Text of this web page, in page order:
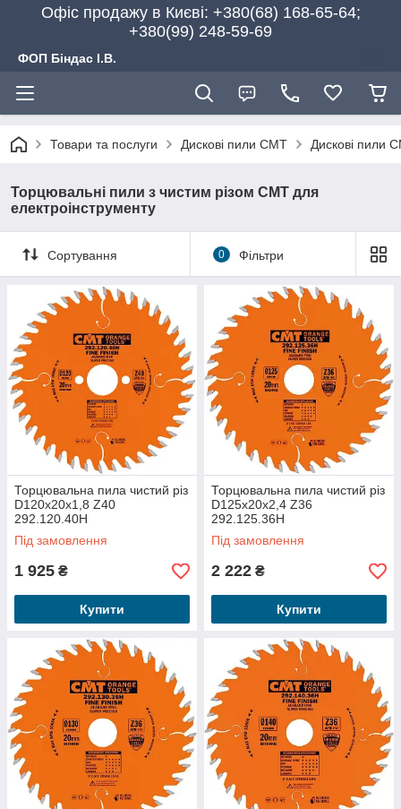
Офіс продажу в Києві: +380(68) 168-65-64;
+380(99) 248-59-69
ФОП Біндас І.В.
Товари та послуги Дискові пили CMT Дискові пили
Торцювальні пили з чистим різом CMT для
електроінструменту
Сортування 0 Фільтри
Торцювальна пила чистий різ
D120x20x1,8 Z40
292.120.40H
Під замовлення
1 925 ₴
Купити
Торцювальна пила чистий різ
D125x20x2,4 Z36
292.125.36H
Під замовлення
2 222 ₴
Купити